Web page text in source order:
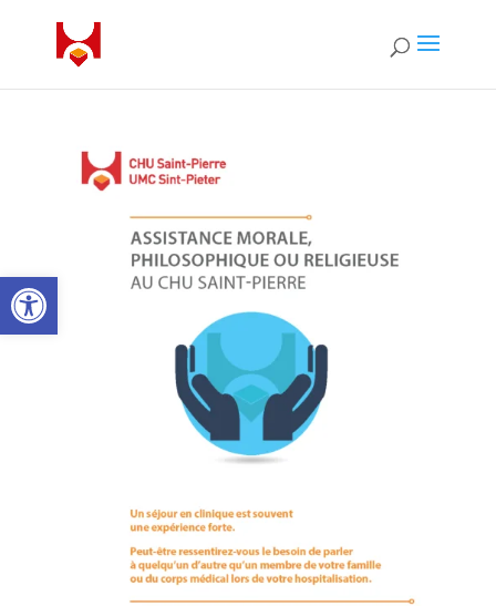
Ouvrir la barre d’outils